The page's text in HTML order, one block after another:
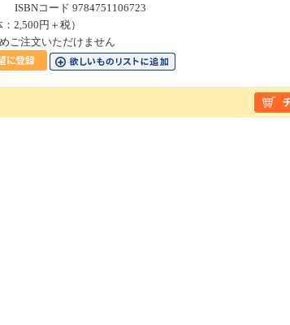
ISBNコード 9784751106723
2,500円＋税）
ご注文いただけません